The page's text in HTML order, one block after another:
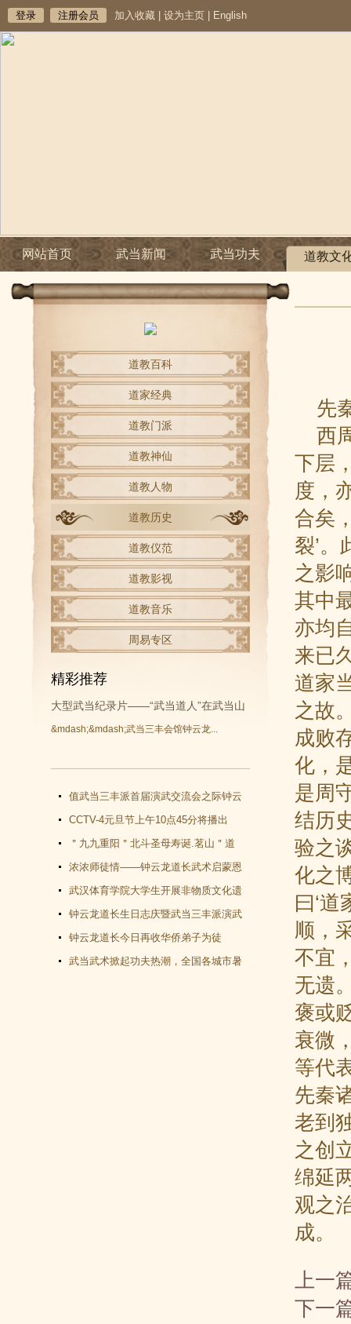
登录 注册会员 加入收藏 设为主页 English
网站首页 武当新闻 武当功夫 道教文
道教百科
道家经典
道教门派
道教神仙
道教人物
道教历史
道教仪范
道教影视
道教音乐
周易专区
精彩推荐
大型武当纪录片——“武当道人”在武当山
&mdash;&mdash;武当三丰会馆钟云龙...
值武当三丰派首届演武交流会之际钟云
龙道长再收新徒
CCTV-4元旦节上午10点45分将播出
《武当功夫传人 钟云龙》纪录片
＂九九重阳＂北斗圣母寿诞.茗山＂道
教文化＂汇演圆满谢幕
浓浓师徒情——钟云龙道长武术启蒙恩
师千里赴武当会面
武汉体育学院大学生开展非物质文化遗
产（武当武术）调查活动
钟云龙道长生日志庆暨武当三丰派演武
交流大会成功举办
钟云龙道长今日再收华侨弟子为徒
武当武术掀起功夫热潮，全国各城市暑
先
西
下层
度，
合矣
裂’
之影
其中
亦均
来已
道家
之故
成败
化，
是周
结历
验之
化之
曰‘
顺，
不宜
无遗
褒或
衰微
等代
先秦
老到
之创
绵延
观之
成。
上一
下一